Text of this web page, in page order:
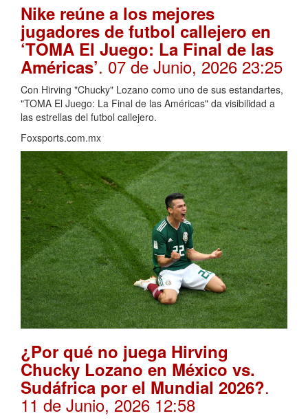
Nike reúne a los mejores
jugadores de futbol callejero en
‘TOMA El Juego: La Final de las
Américas’. 07 de Junio, 2026 23:25
Con Hirving "Chucky" Lozano como uno de sus estandartes,
"TOMA El Juego: La Final de las Américas" da visibilidad a
las estrellas del futbol callejero.
Foxsports.com.mx
¿Por qué no juega Hirving
Chucky Lozano en México vs.
Sudáfrica por el Mundial 2026?.
11 de Junio, 2026 12:58